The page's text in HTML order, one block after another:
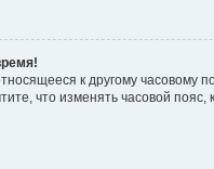
к другому часовому
что изменять часовой